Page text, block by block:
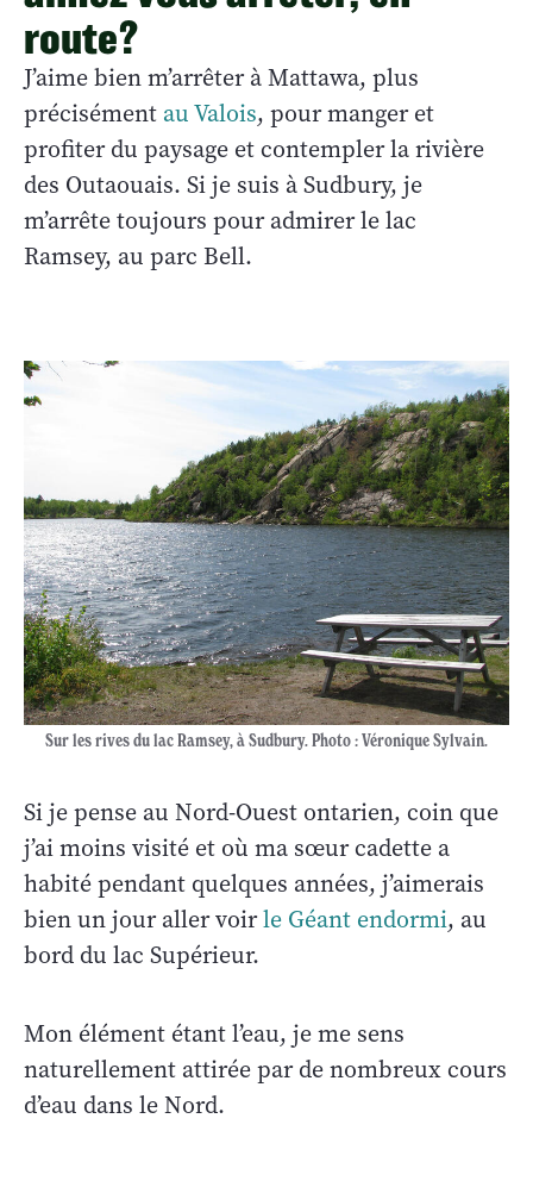
route?
J’aime bien m’arrêter à Mattawa, plus
précisément au Valois, pour manger et
profiter du paysage et contempler la rivière
des Outaouais. Si je suis à Sudbury, je
m’arrête toujours pour admirer le lac
Ramsey, au parc Bell.
Sur les rives du lac Ramsey, à Sudbury. Photo : Véronique Sylvain.
Si je pense au Nord-Ouest ontarien, coin que
j’ai moins visité et où ma sœur cadette a
habité pendant quelques années, j’aimerais
bien un jour aller voirle Géant endormi, au
bord du lac Supérieur.
Mon élément étant l’eau, je me sens
naturellement attirée par de nombreux cours
d’eau dans le Nord.